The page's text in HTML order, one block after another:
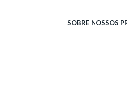
SOBRE NOSSOS